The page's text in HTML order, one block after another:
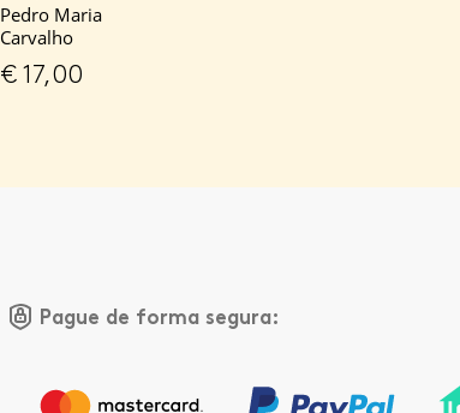
Pedro Maria
Carvalho
€17,00
Pague de forma segura: